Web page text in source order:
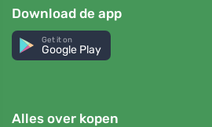
Download de app
Get it on
Google Play
Alles over kopen